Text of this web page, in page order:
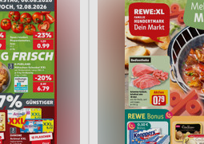
Angebote
Auswahl von Inhalten
Informationen identifizieren